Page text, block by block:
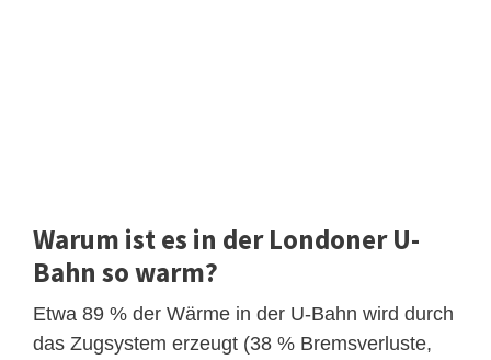
Warum ist es in der Londoner U-
Bahn so warm?
Etwa 89 % der Wärme in der U-Bahn wird durch
das Zugsystem erzeugt (38 % Bremsverluste,